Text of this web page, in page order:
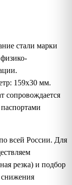
стали марки
159х30 мм.
сопровождается
всей России. Для
резка) и подбор